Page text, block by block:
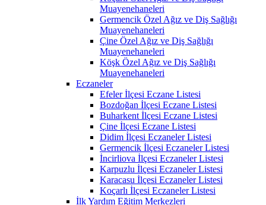
Muayenehaneleri
Germencik Özel Ağız ve Diş Sağlığı
Muayenehaneleri
Çine Özel Ağız ve Diş Sağlığı
Muayenehaneleri
Köşk Özel Ağız ve Diş Sağlığı
Muayenehaneleri
Eczaneler
Efeler İlçesi Eczane Listesi
Bozdoğan İlçesi Eczane Listesi
Buharkent İlçesi Eczane Listesi
Çine İlçesi Eczane Listesi
Didim İlçesi Eczaneler Listesi
Germencik İlçesi Eczaneler Listesi
İncirliova İlçesi Eczaneler Listesi
Karpuzlu İlçesi Eczaneler Listesi
Karacasu İlçesi Eczaneler Listesi
Koçarlı İlçesi Eczaneler Listesi
İlk Yardım Eğitim Merkezleri